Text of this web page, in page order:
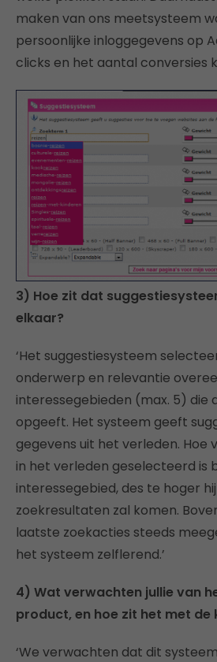
maken van ons meetsysteem
persoonlijke inloggegevens op
clicks en het aantal conversies
3) Hoe zit dat
elkaar?
‘Het suggestiesysteem
onderwerp en relevantie
interessegebieden (max. 5) die
opgeeft. Het systeem geeft
gegevens uit het verleden. Hoe
in het verleden geselecteerd is
interessegebied, des te hoger
zoekresultaten zal komen.
laatste zoekacties steeds
het systeem zelflerend.’
4) Wat verwachten jullie van
product, en hoe zit het met de
‘We verwachten dat dit